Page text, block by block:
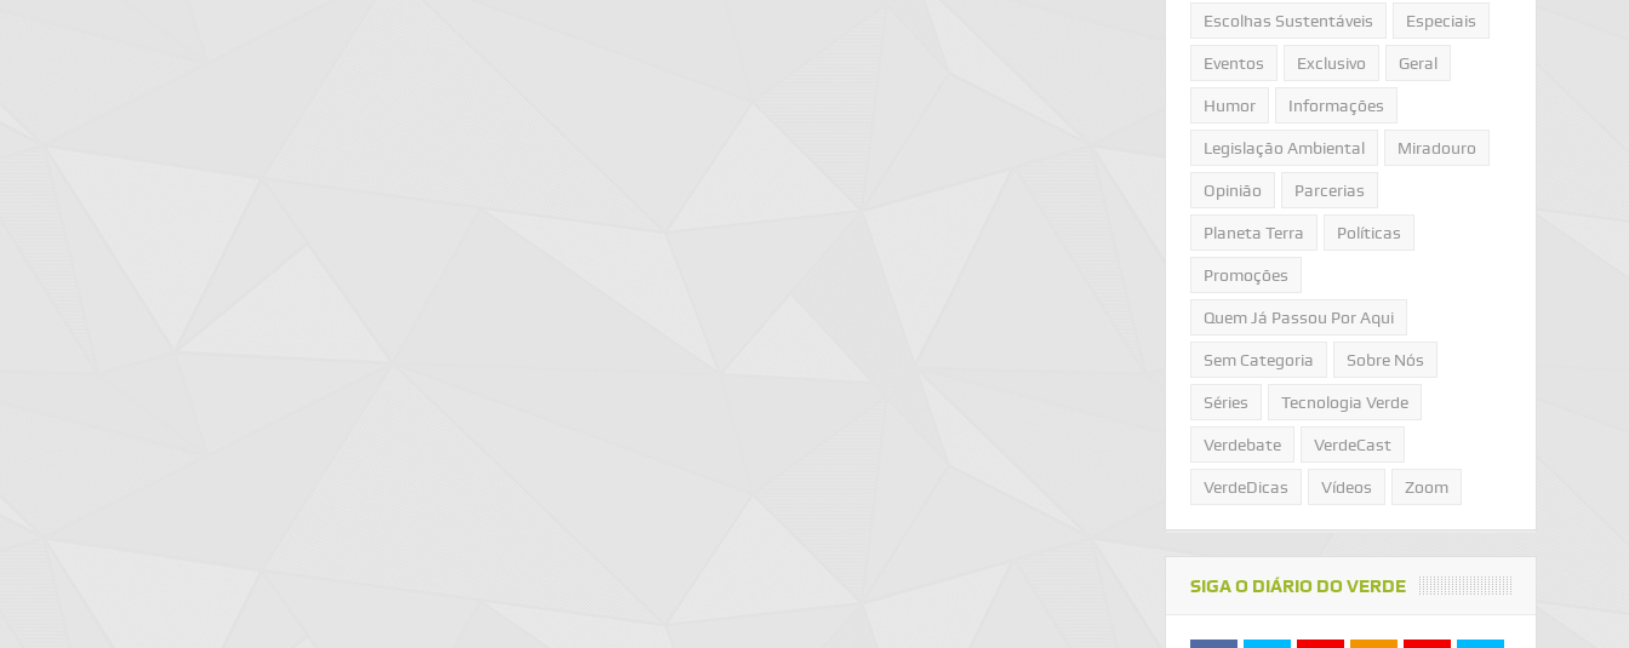
Escolhas Sustentáveis Especiais
Eventos Exclusivo Geral
Humor Informações
Legislação Ambiental Miradouro
Opinião Parcerias
Planeta Terra Políticas
Promoções
Quem Já Passou Por Aqui
Sem Categoria Sobre Nós
Séries Tecnologia Verde
Verdebate VerdeCast
VerdeDicas Vídeos Zoom
SIGA O DIÁRIO DO VERDE